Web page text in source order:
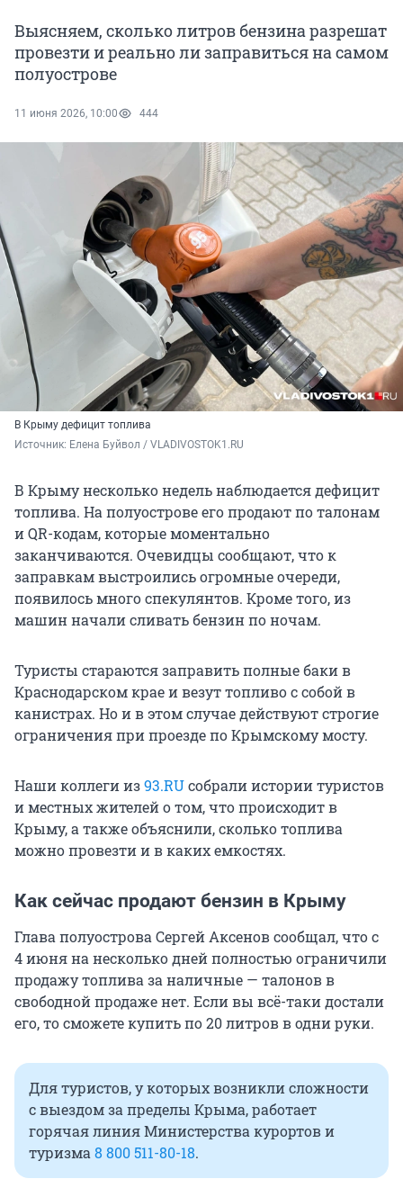
Выясняем, сколько литров бензина разрешат
провезти и реально ли заправиться на самом
полуострове
11 июня 2026, 10:00 444
В Крыму дефицит топлива
Источник: Елена Буйвол / VLADIVOSTOK1.RU
В Крыму несколько недель наблюдается дефицит
топлива. На полуострове его продают по талонам
и QR-кодам, которые моментально
заканчиваются. Очевидцы сообщают, что к
заправкам выстроились огромные очереди,
появилось много спекулянтов. Кроме того, из
машин начали сливать бензин по ночам.
Туристы стараются заправить полные баки в
Краснодарском крае и везут топливо с собой в
канистрах. Но и в этом случае действуют строгие
ограничения при проезде по Крымскому мосту.
Наши коллеги из93.RUсобрали истории туристов
и местных жителей о том, что происходит в
Крыму, а также объяснили, сколько топлива
можно провезти и в каких емкостях.
Как сейчас продают бензин в Крыму
Глава полуострова Сергей Аксенов сообщал, что с
4 июня на несколько дней полностью ограничили
продажу топлива за наличные — талонов в
свободной продаже нет. Если вы всё-таки достали
его, то сможете купить по 20 литров в одни руки.
Для туристов, у которых возникли сложности
с выездом за пределы Крыма, работает
горячая линия Министерства курортов и
туризма8 800 511-80-18.